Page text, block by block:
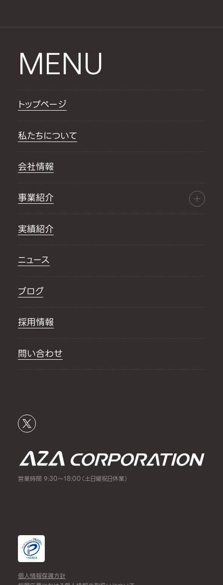
MENU
トップページ
私たちについて
会社情報
事業紹介
実績紹介
ニュース
ブログ
採用情報
問い合わせ
営業時間 9:30～18:00（土日曜祝日休業）
個人情報保護方針